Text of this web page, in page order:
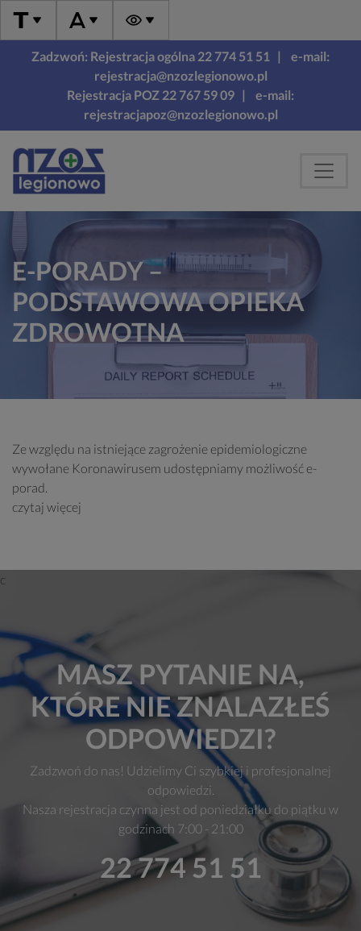
Zadzwoń: Rejestracja ogólna 22 774 51 51 | e-mail:
rejestracja@nzozlegionowo.pl
Rejestracja POZ 22 767 59 09 | e-mail:
rejestracjapoz@nzozlegionowo.pl
E-PORADY –
PODSTAWOWA OPIEKA
ZDROWOTNA
Ze względu na istniejące zagrożenie epidemiologiczne
wywołane Koronawirusem udostępniamy możliwość e-
porad.
czytaj więcej
MASZ PYTANIE NA,
KTÓRE NIE ZNALAZŁEŚ
ODPOWIEDZI?
Zadzwoń do nas! Udzielimy Ci szybkiej i profesjonalnej
odpowiedzi.
Nasza rejestracja czynna jest od poniedziałku do piątku w
godzinach 7:00 - 21:00
22 774 51 51